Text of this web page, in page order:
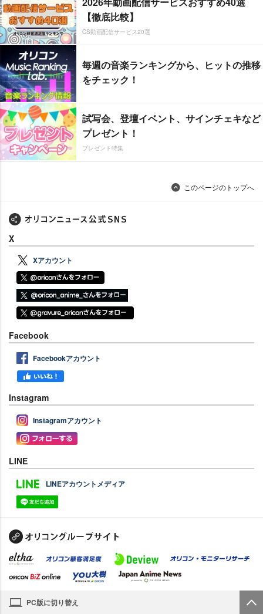
【徹底比較】
CS動画配信サービス20選
毎週の音楽ランキングから、ヒットの推移
をチェック！
試写会、登壇イベント、サインチェキなど
プレゼント！
プレゼント特集
このページのトップへ
X
Xアカウント
Facebook
Facebookアカウント
Instagram
Instagramアカウント
LINE
LINEアカウントメディア
PC版に切り替え